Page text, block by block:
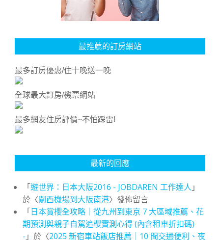
最推薦的訂房網站
最多訂房優惠/住十晚送一晚
全球最大訂房/機票網站
最多網友住房評價~不怕踩雷!
最新的回應
「遊世界：日本大阪2016 - JOBDAREN 工作達人 」
於〈關西機場到大阪南港〉發佈留言
「日本賞櫻全攻略｜從九州到東京 7 大區域推薦、花
期預測與親子自駕追櫻實測心得 (內含租車折扣碼)
- 」於〈2025 新宿車站飯店推薦｜10 間交通便利、夜